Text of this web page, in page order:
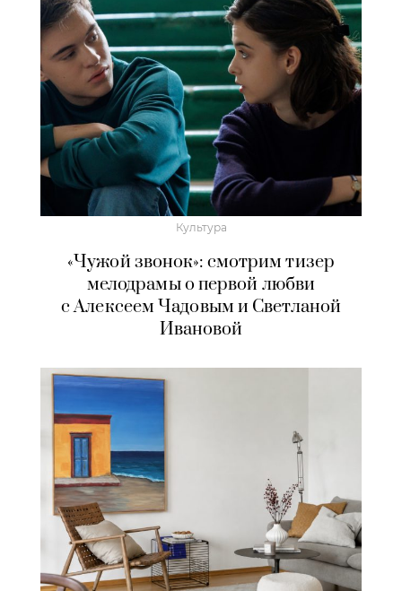
Культура
«Чужой звонок»: смотрим тизер
мелодрамы о первой любви
с Алексеем Чадовым и Светланой
Ивановой